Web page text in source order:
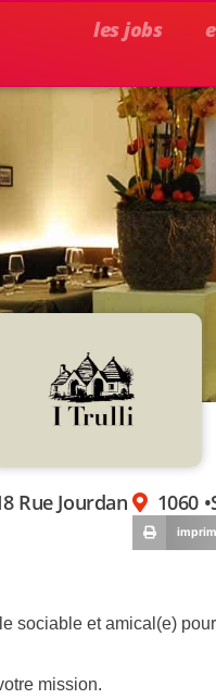
les jobs
Rue Jourdan 1060 •
sociable et amical(e) pour
mission.